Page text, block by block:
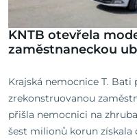
KNTB otevřela
zaměstnaneckou
Krajská nemocnice T.
zrekonstruovanou
přišla nemocnici na
šest milionů korun získala